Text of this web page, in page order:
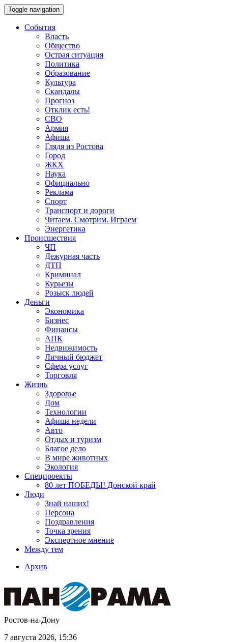
Toggle navigation
События
Власть
Общество
Острая ситуация
Политика
Образование
Культура
Скандалы
Прогноз
Отклик есть!
СВО
Армия
Афиша
Глядя из Ростова
Город
ЖКХ
Наука
Официально
Реклама
Спорт
Транспорт и дороги
Читаем. Смотрим. Играем
Энергетика
Происшествия
ЧП
Дежурная часть
ДТП
Криминал
Курьезы
Розыск людей
Деньги
Экономика
Бизнес
Финансы
АПК
Недвижимость
Личный бюджет
Сфера услуг
Торговля
Жизнь
Здоровье
Дом
Технологии
Афиша недели
Авто
Отдых и туризм
Благое дело
В мире животных
Экология
Спецпроекты
80 лет ПОБЕДЫ! Донской край
Люди
Знай наших!
Персона
Поздравления
Точка зрения
Экспертное мнение
Между тем
Архив
Ростов-на-Дону
7 августа 2026, 15:36